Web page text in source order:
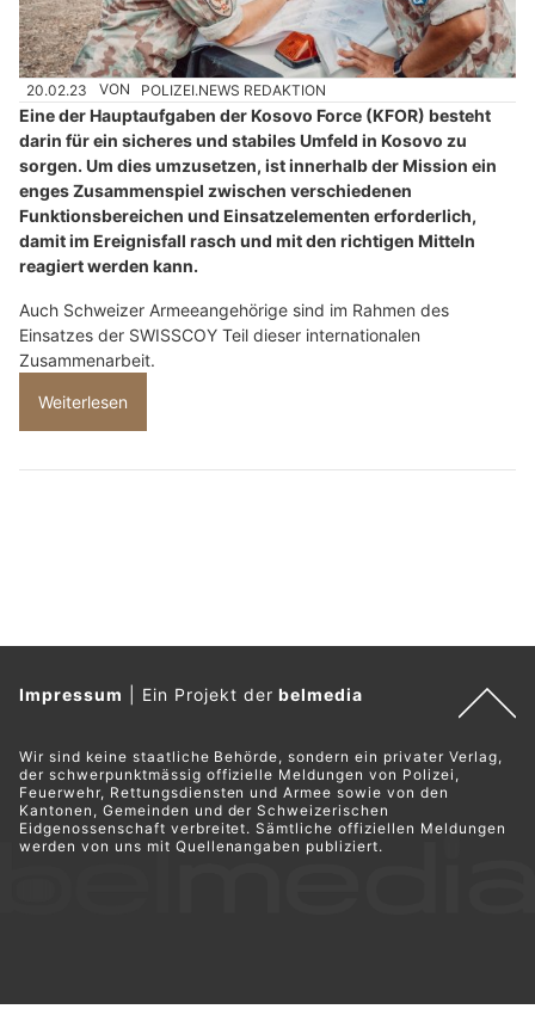
20.02.23 VON POLIZEI.NEWS REDAKTION
Eine der Hauptaufgaben der Kosovo Force (KFOR) besteht
darin für ein sicheres und stabiles Umfeld in Kosovo zu
sorgen. Um dies umzusetzen, ist innerhalb der Mission ein
enges Zusammenspiel zwischen verschiedenen
Funktionsbereichen und Einsatzelementen erforderlich,
damit im Ereignisfall rasch und mit den richtigen Mitteln
reagiert werden kann.
Auch Schweizer Armeeangehörige sind im Rahmen des
Einsatzes der SWISSCOY Teil dieser internationalen
Zusammenarbeit.
Weiterlesen
Impressum Ein Projekt derbelmedia
Wir sind keine staatliche Behörde, sondern ein privater Verlag,
der schwerpunktmässig offizielle Meldungen von Polizei,
Feuerwehr, Rettungsdiensten und Armee sowie von den
Kantonen, Gemeinden und der Schweizerischen
Eidgenossenschaft verbreitet. Sämtliche offiziellen Meldungen
werden von uns mit Quellenangaben publiziert.